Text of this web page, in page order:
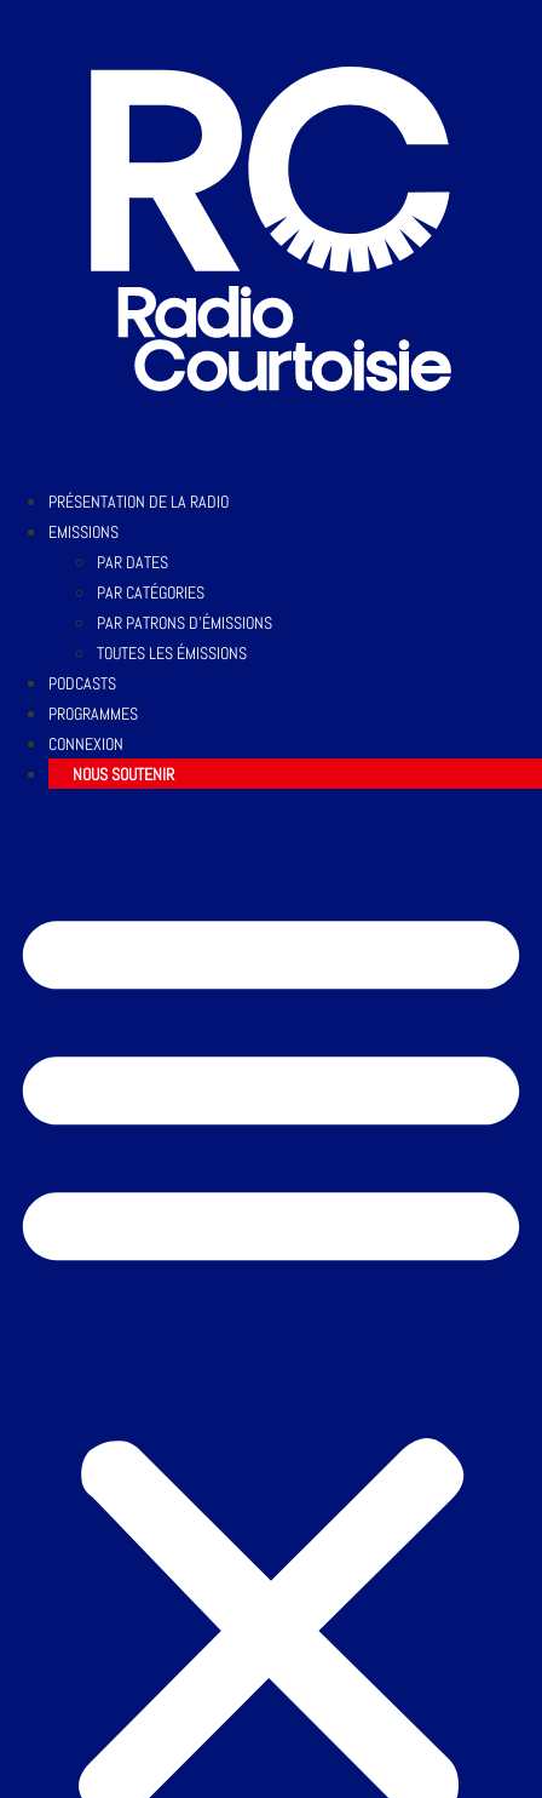
PRÉSENTATION DE LA RADIO
EMISSIONS
PAR DATES
PAR CATÉGORIES
PAR PATRONS D’ÉMISSIONS
TOUTES LES ÉMISSIONS
PODCASTS
PROGRAMMES
CONNEXION
NOUS SOUTENIR